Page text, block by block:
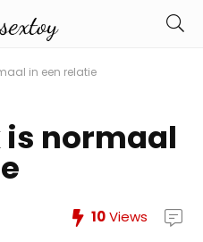
in een relatie
is normaal
10Views